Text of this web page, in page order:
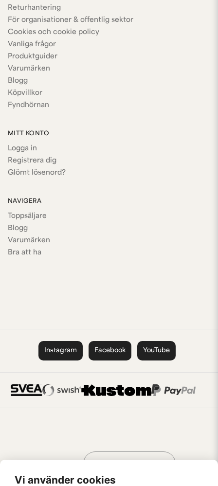
Returhantering
För organisationer & offentlig sektor
Cookies och cookie policy
Vanliga frågor
Produktguider
Varumärken
Blogg
Köpvillkor
Fyndhörnan
MITT KONTO
Logga in
Registrera dig
Glömt lösenord?
NAVIGERA
Toppsäljare
Blogg
Varumärken
Bra att ha
Instagram Facebook YouTube
AV KREATÖRER
Vi använder cookies